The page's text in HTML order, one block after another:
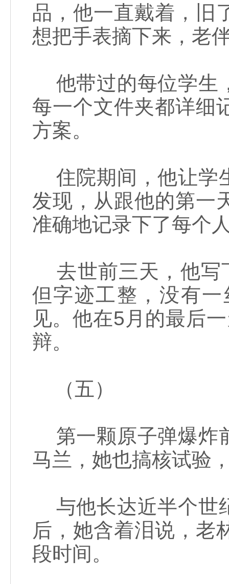
品，他一直戴着，旧
想把手表摘下来，老
他带过的每位学生
每一个文件夹都详细
方案。
住院期间，他让学
发现，从跟他的第一
准确地记录下了每个
去世前三天，他写
但字迹工整，没有
见。他在5月的最后
辩。
（五）
第一颗原子弹爆炸
马兰，她也搞核试验
与他长达近半个世
后，她含着泪说，老
段时间。